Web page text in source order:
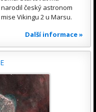
český astronom
Vikingu 2 u Marsu.
Další informace »